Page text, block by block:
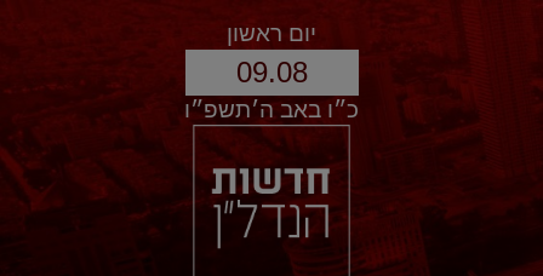
יום ראשון
09.08
כ״ו באב ה׳תשפ״ו